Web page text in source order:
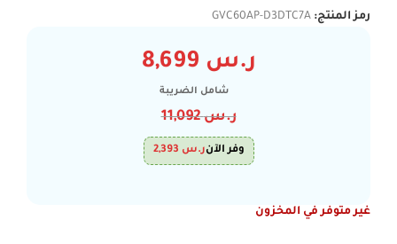
رمز المنتج: GVC60AP-D3DTC7A
ر.س
شامل الضريبة
ر.س11,092
وفر الآنر.س
غير متوفر في المخزون